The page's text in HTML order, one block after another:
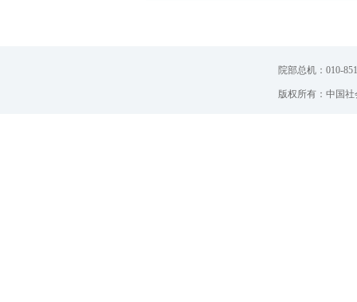
院部总机：010-
版权所有：中国